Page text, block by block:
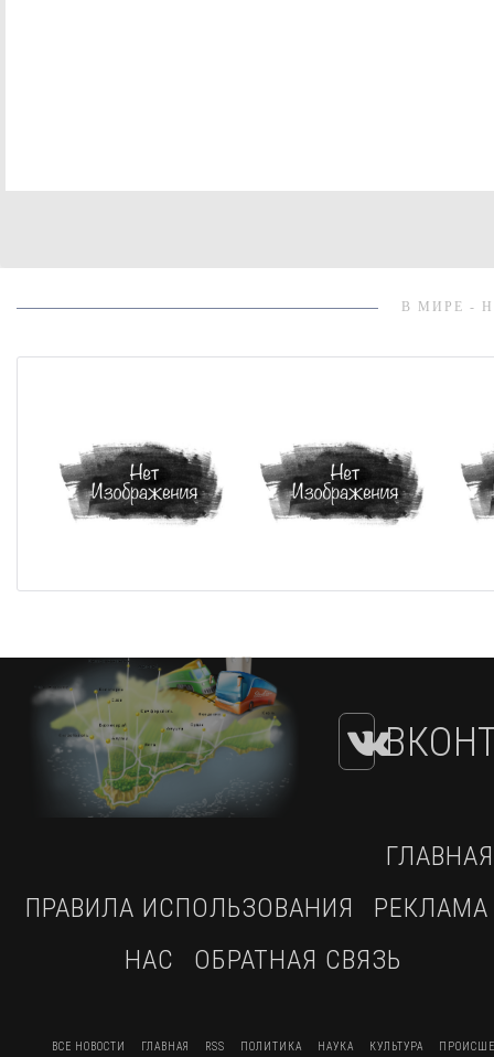
В МИРЕ -
ГЛАВНАЯ
ПРАВИЛА ИСПОЛЬЗОВАНИЯ
РЕКЛАМА
НАС
ОБРАТНАЯ СВЯЗЬ
ВСЕ НОВОСТИ ГЛАВНАЯ RSS ПОЛИТИКА НАУКА КУЛЬТУРА